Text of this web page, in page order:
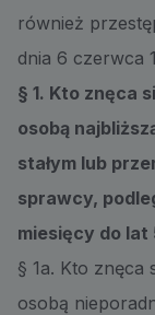
również
dnia 6 czerwca
§ 1. Kto znęca
osobą
stałym lub
sprawcy,
miesięcy do lat
§ 1a. Kto znęca
osobą